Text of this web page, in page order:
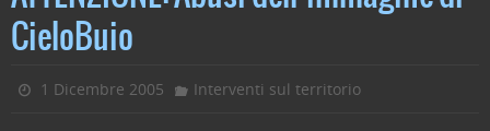
CieloBuio
1 Dicembre 2005 Interventi sul territorio